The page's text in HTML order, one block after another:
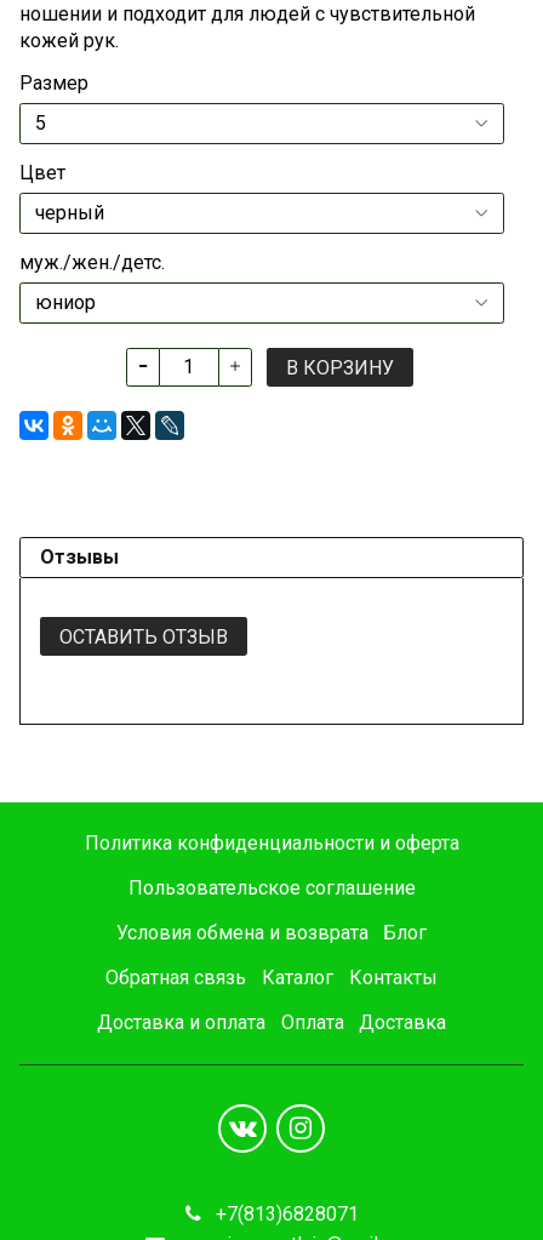
ношении и подходит для людей с чувствительной
кожей рук.
Размер
Цвет
муж./жен./детс.
В КОРЗИНУ
Отзывы
ОСТАВИТЬ ОТЗЫВ
Политика конфиденциальности и оферта
Пользовательское соглашение
Условия обмена и возврата
Блог
Обратная связь
Каталог
Контакты
Доставка и оплата
Оплата Доставка
+7(813)6828071